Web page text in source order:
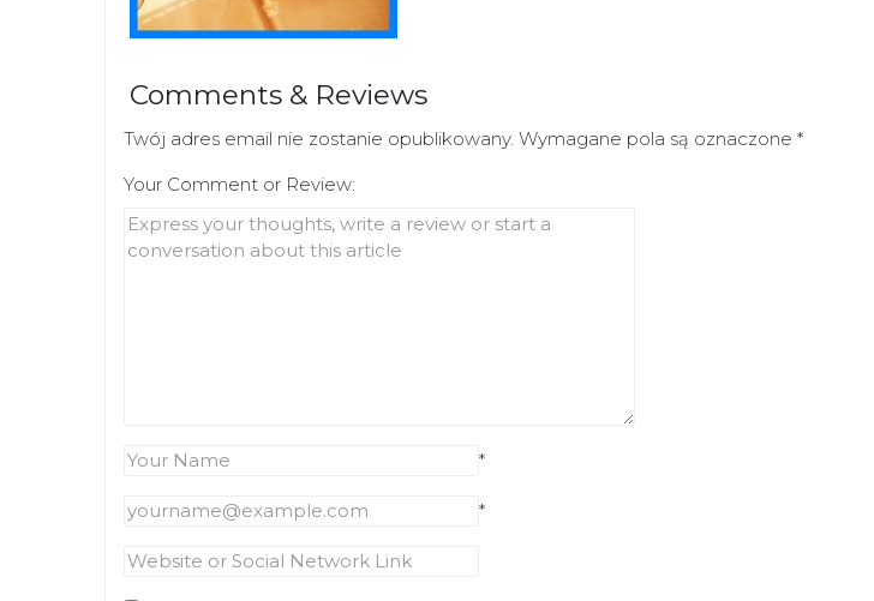
Comments & Reviews
Twój adres email nie zostanie opublikowany. Wymagane pola są oznaczone *
Your Comment or Review:
*
*